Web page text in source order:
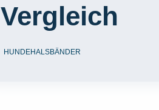
Vergleich
HUNDEHALSBÄNDER